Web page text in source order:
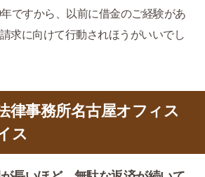
ですから、以前に借金のご経験があ
求に向けて行動されほうがいいでし
律事務所名古屋オフィス
ス